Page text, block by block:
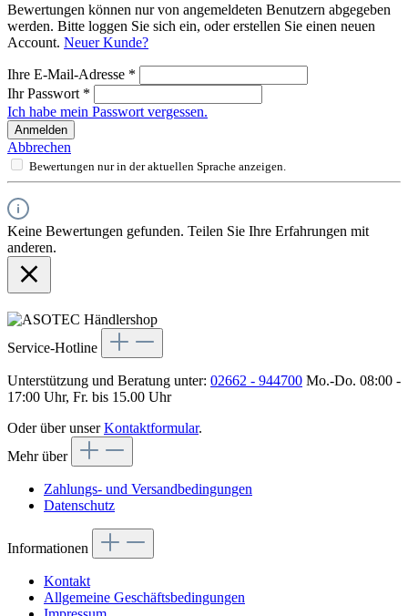
Bewertungen können nur von angemeldeten Benutzern abgegeben
werden. Bitte loggen Sie sich ein, oder erstellen Sie einen neuen
Account. Neuer Kunde?
Ihre E-Mail-Adresse *
Ihr Passwort *
Ich habe mein Passwort vergessen.
Anmelden
Abbrechen
Bewertungen nur in der aktuellen Sprache anzeigen.
Keine Bewertungen gefunden. Teilen Sie Ihre Erfahrungen mit
anderen.
Service-Hotline
Unterstützung und Beratung unter: 02662 - 944700 Mo.-Do. 08:00 -
17:00 Uhr, Fr. bis 15.00 Uhr
Oder über unserKontaktformular.
Mehr über
Zahlungs- und Versandbedingungen
Datenschutz
Informationen
Kontakt
Allgemeine Geschäftsbedingungen